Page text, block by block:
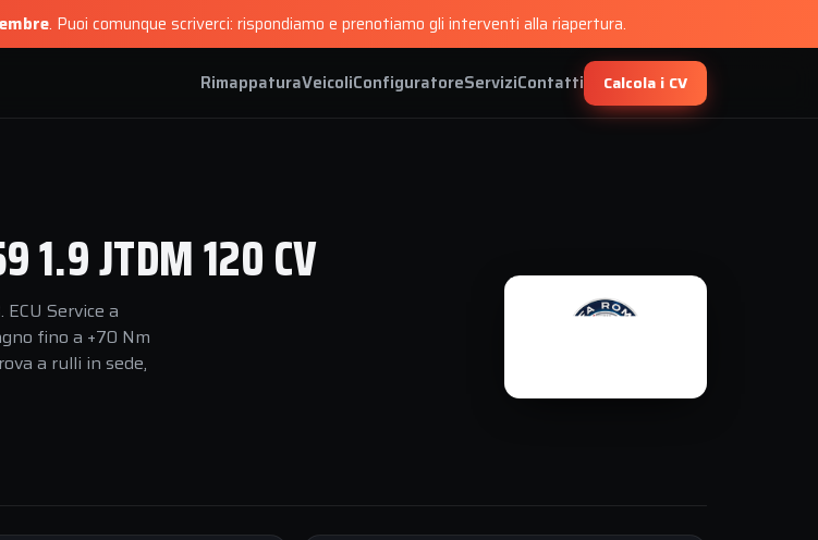
. Puoi comunque scriverci: rispondiamo e prenotiamo gli interventi alla riapertura.
RimappaturaVeicoliConfiguratoreServiziContatti Calcola i CV
1.9 JTDM 120 CV
Service a
fino a +70 Nm
a rulli in sede,